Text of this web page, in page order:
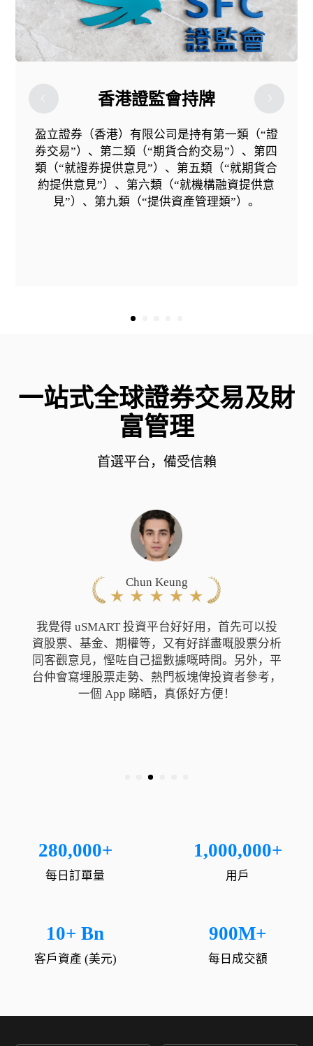
香港證監會持牌
盈立證券（香港）有限公司是持有第一類（“證
券交易”）、第二類（“期貨合約交易”）、第四
類（“就證券提供意見”）、第五類（“就期貨合
約提供意見”）、第六類（“就機構融資提供意
見”）、第九類（“提供資產管理類”）。
一站式全球證券交易及財
富管理
首選平台，備受信賴
Chun Keung
我覺得 uSMART 投資平台好好用， 首先可以投
資股票、基金、期權等，又有好詳盡嘅股票分析
同客觀意見，慳咗自己搵數據嘅時間。另外，平
台仲會寫埋股票走勢、熱門板塊俾投資者參考，
一個 App 睇晒，真係好方便！
280,000+
每日訂單量
1,000,000+
用戶
10+ Bn
客戶資產 (美元)
900M+
每日成交額